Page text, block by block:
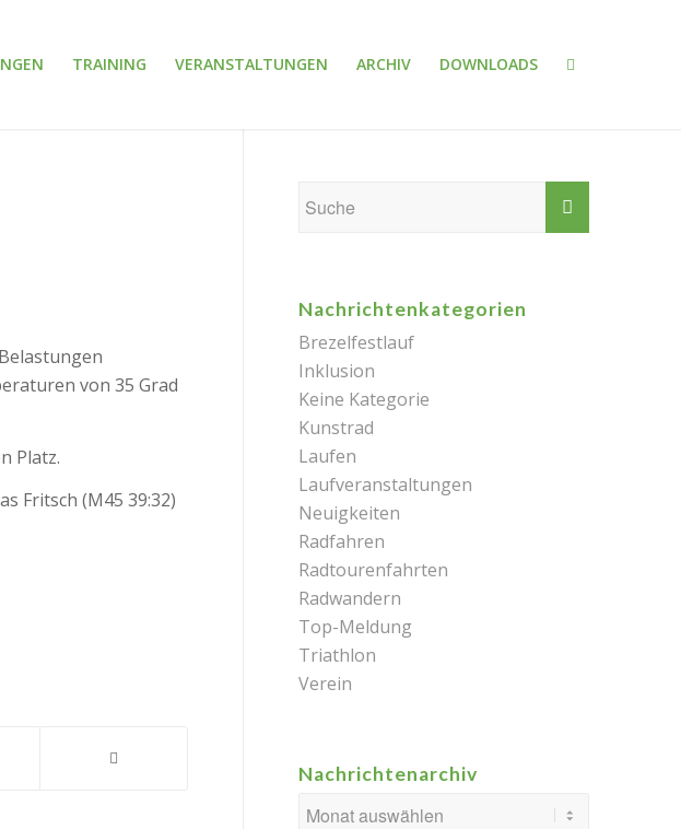
TRAINING VERANSTALTUNGEN ARCHIV DOWNLOADS
von 35 Grad
Platz.
Fritsch (M45 39:32)
Nachrichtenkategorien
Brezelfestlauf
Inklusion
Keine Kategorie
Kunstrad
Laufen
Laufveranstaltungen
Neuigkeiten
Radfahren
Radtourenfahrten
Radwandern
Top-Meldung
Triathlon
Verein
Nachrichtenarchiv